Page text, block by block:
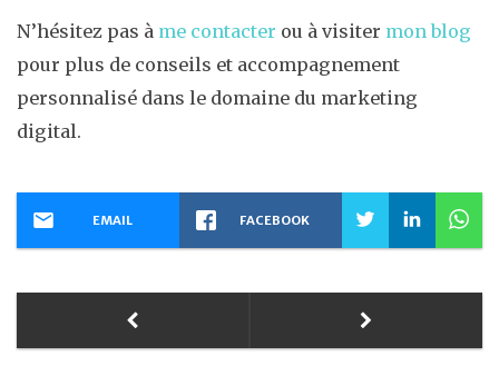
N’hésitez pas à me contacter ou à visiter mon blog
pour plus de conseils et accompagnement
personnalisé dans le domaine du marketing
digital.
EMAIL FACEBOOK